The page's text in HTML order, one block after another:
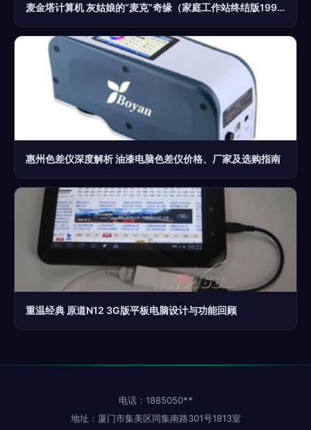
麦金塔计算机 灰姑娘的“麦克”奇缘（家庭工作站终结版1992年1月30日华约解体)概念性整合网络与工作站计算机
惠州色差仪深度解析 油漆电脑色差仪价格、厂家及选购指南
重温经典 原道N12 3G版平板电脑设计与功能回顾
电话：1885050**
地址：厦门市集美区同集南路301号1813室